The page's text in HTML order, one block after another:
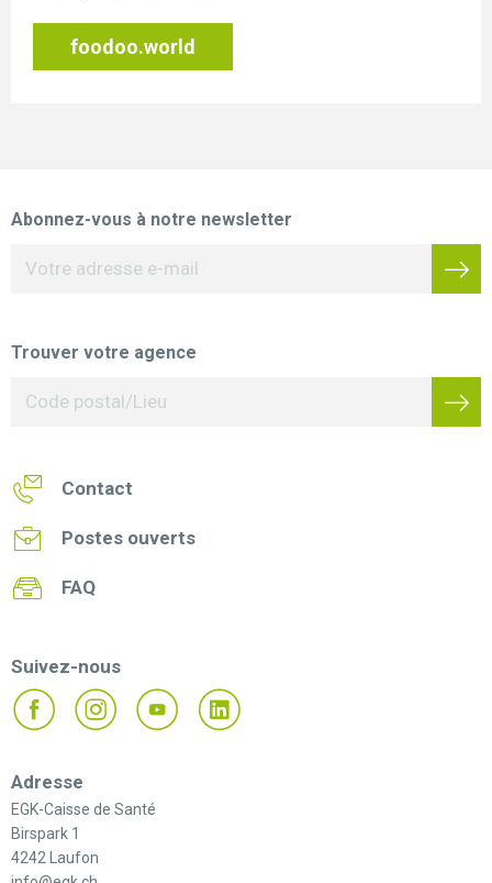
foodoo.world
Abonnez-vous à notre newsletter
Trouver votre agence
Contact
Postes ouverts
FAQ
Suivez-nous
Adresse
EGK-Caisse de Santé
Birspark 1
4242 Laufon